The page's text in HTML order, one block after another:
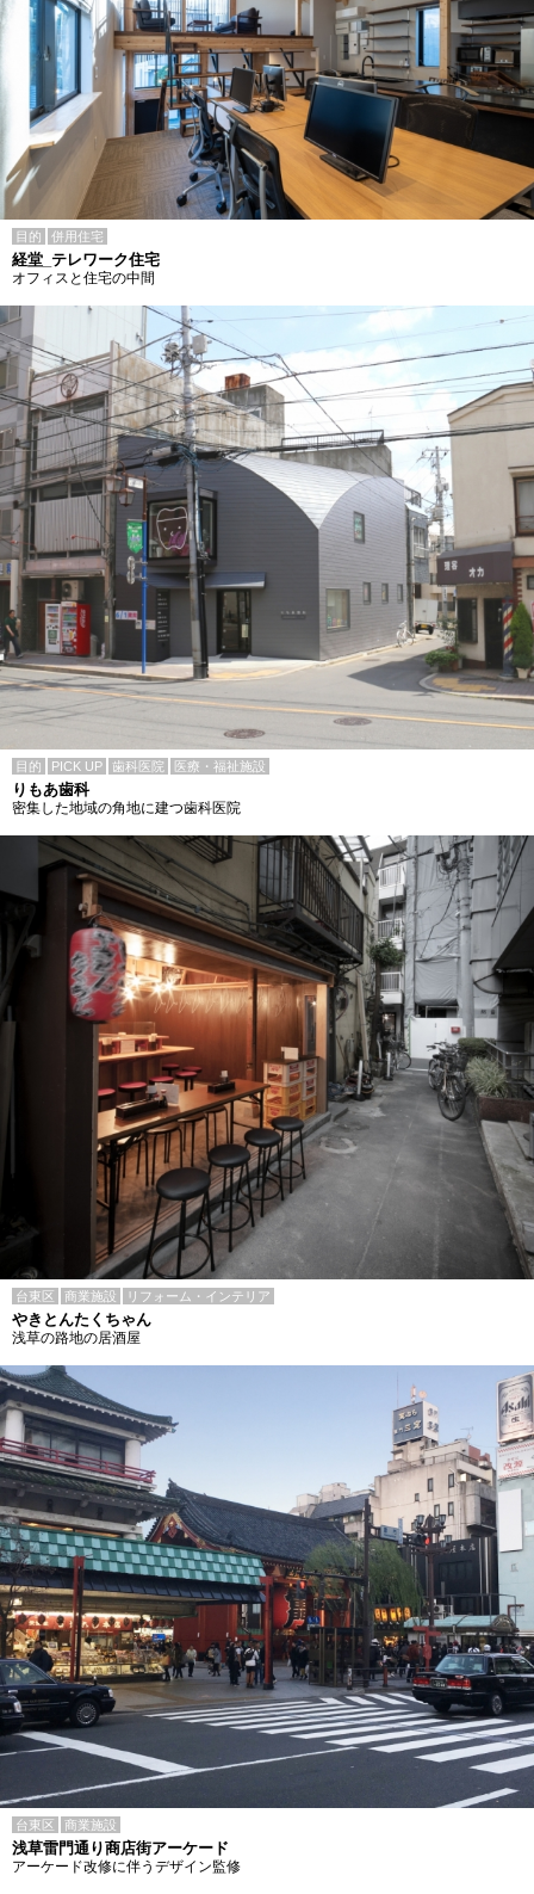
目的 併用住宅
経堂_テレワーク住宅
オフィスと住宅の中間
目的 PICK UP 歯科医院 医療・福祉施設
りもあ歯科
密集した地域の角地に建つ歯科医院
台東区 商業施設 リフォーム・インテリア
やきとんたくちゃん
浅草の路地の居酒屋
台東区 商業施設
浅草雷門通り商店街アーケード
アーケード改修に伴うデザイン監修